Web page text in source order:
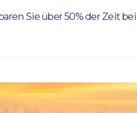
Sie über 50% der Zeit bei